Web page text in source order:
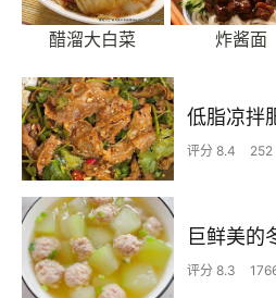
醋溜大白菜 炸酱面
低脂凉拌
评分 8.4 252
巨鲜美的
评分 8.3